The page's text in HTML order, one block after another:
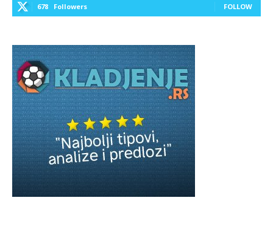
678 Followers FOLLOW